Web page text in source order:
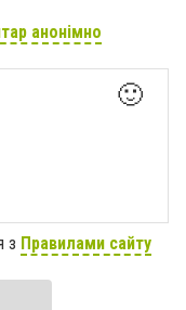
анонімно
🙂
з Правилами сайту